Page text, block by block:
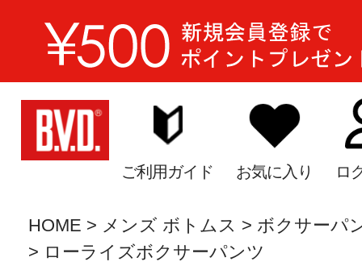
ご利用ガイド お気に入り ロ
HOME メンズ ボトムス
ボクサーパ
ローライズボクサーパンツ